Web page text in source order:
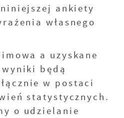
ankiety
własnego
a uzyskane
będą
w postaci
statystycznych.
o udzielanie
przeglądanej
mogą pojawić się
firm będących naszymi
Firmy te działają w
nasze treści w postaci
mediów